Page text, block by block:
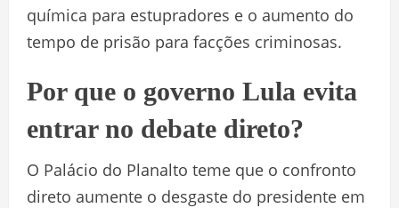
química para estupradores e o aumento do
tempo de prisão para facções criminosas.
Por que o governo Lula evita
entrar no debate direto?
O Palácio do Planalto teme que o confronto
direto aumente o desgaste do presidente em